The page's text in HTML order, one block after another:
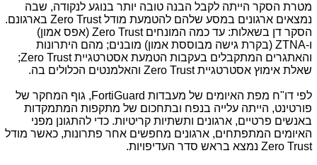
מטרת הסקר הייתה לקבל הבנה טובה יותר בנוגע לנקודה, שבה
נמצאים ארגונים במסע שלהם להטמעת מודלZero Trust בארגונם.
הסקר דן בשאלות: עד כמה המונחיםZero Trust (אפס אמון)
ו-ZTNA (בקרת גישה מבוססת אמון) מובנים; מהם היתרונות
והאתגרים המתקבלים בעקבות הטמעת אסטרטגייתZero Trust
;
שאלת אימוץ אסטרטגייתZero Trust והאלמנטים הכלולים בה.
לפי דו"ח מפת האיומים של מעבדות FortiGuard, גוף המחקר של
פורטינט, הייתה עלייה בנפח ובתחכום של מתקפות המתמקדות
באנשים פרטיים, ארגונים ותשתיות קריטיות. כדי להתגונן מפני
האיומים המתפתחים, ארגונים מחפשים אחר פתרונות, כאשר מודל
Zero Trust נמצא בראש סדר העדיפויות.